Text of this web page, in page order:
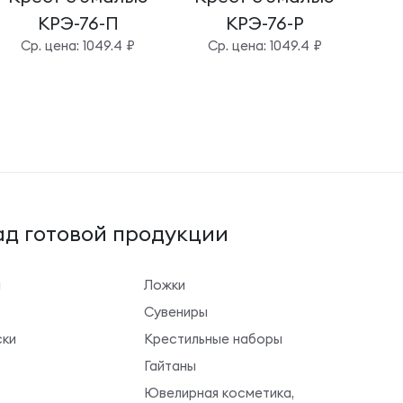
КРЭ-76-П
Cр. цена: 1049.4 ₽
КРЭ-76-Р
Cр. цена: 1049.4 ₽
готовой продукции
Ложки
Сувениры
Крестильные наборы
Гайтаны
Ювелирная косметика,